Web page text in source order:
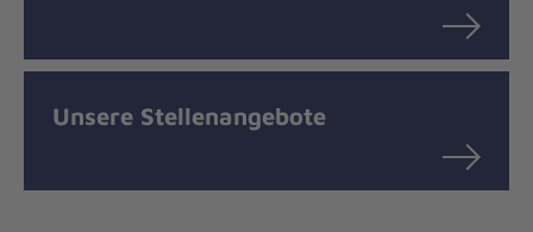
Unsere Stellenangebote